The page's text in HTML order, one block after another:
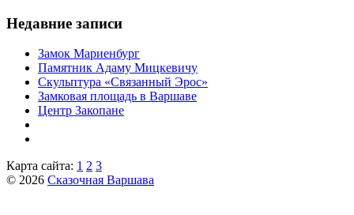
Недавние записи
Замок Мариенбург
Памятник Адаму Мицкевичу
Скульптура «Связанный Эрос»
Замковая площадь в Варшаве
Центр Закопане
Карта сайта: 1 2 3
© 2026 Сказочная Варшава